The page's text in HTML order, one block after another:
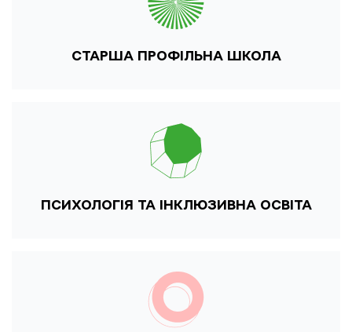
СТАРША ПРОФІЛЬНА ШКОЛА
ПСИХОЛОГІЯ ТА ІНКЛЮЗИВНА ОСВІТА